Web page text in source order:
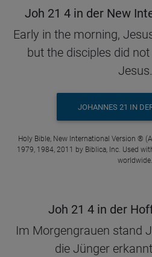
Joh 21 4 in der New
Early in the morning,
but the disciples did
Jesus.
JOHANNES 21 IN
Holy Bible, New International Version ®
1979, 1984, 2011 by Biblica, Inc. Used
worldwide.
Joh 21 4 in der
Im Morgengrauen stand
die Jünger